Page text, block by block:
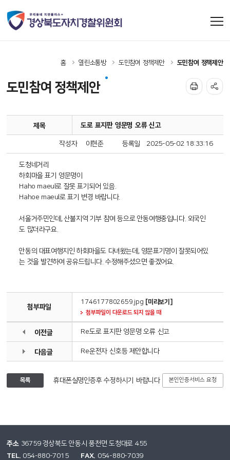
홈 열린소통방 도민참여 정책제안 도민참여 정책제안
도민참여 정책제안
제목 도로 표지판 영문명 오류 신고
등록일 2025-05-02 18:33:16
작성자 이현준
도청네거리
하회마을 표기 영문명이
Haho maeul로 잘못 표기되어 있음.
Hahoe maeul로 표기 변경 바랍니다.
서울거주민인데, 산불지역 기부 참여 등으로 안동여행중입니다. 외국인
도 많더라구요.
안동의 대표여행지인 하회마을도 다녀왔는데, 영문표기명이 잘못되어있
는 것을 발견하여 공유드립니다. 수정해주셨으면 좋겠어요.
첨부파일
1746177802659.jpg [미리보기]
첨부파일이 다운로드 되지 않을 때
이전글 Re도로 표지판 영문명 오류 신고
다음글 Re운전자 신호등 제안합니다
목록 휴대폰실명인증후 수정하시기 바랍니다 본인인증서비스 요청
주소36759 경상북도 안동시 풍천면 도청대로 455
TEL. 054-880-7015 FAX. 054-880-7039